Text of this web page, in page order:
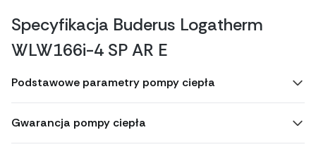
Specyfikacja Buderus Logatherm
WLW166i-4 SP AR E
Podstawowe parametry pompy ciepła
Gwarancja pompy ciepła